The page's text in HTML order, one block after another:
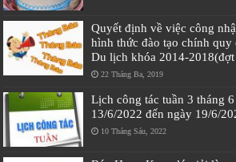
Quyết định về việc công
hình thức đào tạo chính
Du lịch khóa 2014-
22 Tháng Ba, 2019
Lịch công tác tuần 3 tháng
13/6/2022 đến ngày 19/6/
10 Tháng Sáu, 2022